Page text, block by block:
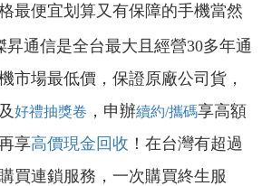
最便宜划算又有保障的手機當然
昇通信是全台最大且經營30多年通
市場最低價，保證原廠公司貨，
好禮抽獎卷 ，申辦續約/攜碼享高額
享高價現金回收 ！在台灣有超過
買連鎖服務，一次購買終生服